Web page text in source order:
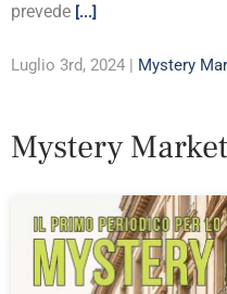
prevede [...]
Luglio 3rd, 2024 | Mystery
Mystery